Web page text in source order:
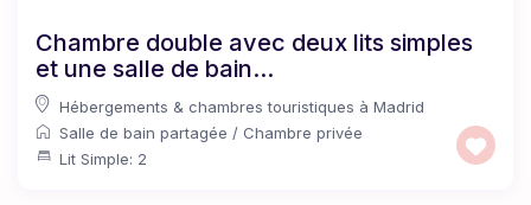
Chambre double avec deux lits simples
et une salle de bain...
Hébergements & chambres touristiques à Madrid
Salle de bain partagée /Chambre privée
Lit Simple: 2